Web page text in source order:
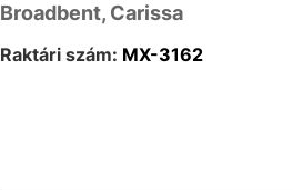
Broadbent, Carissa
Raktári szám: MX-3162